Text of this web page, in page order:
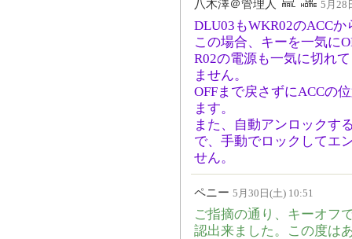
八木澤＠管理人 5月28
DLU03もWKR02のACC
この場合、キーを一気に
R02の電源も一気に切れ
ません。
OFFまで戻さずにACCの
ます。
また、自動アンロックす
で、手動でロックしてエ
せん。
ペニー 5月30日(土) 10:51
ご指摘の通り、キーオフ
認出来ました。この度は